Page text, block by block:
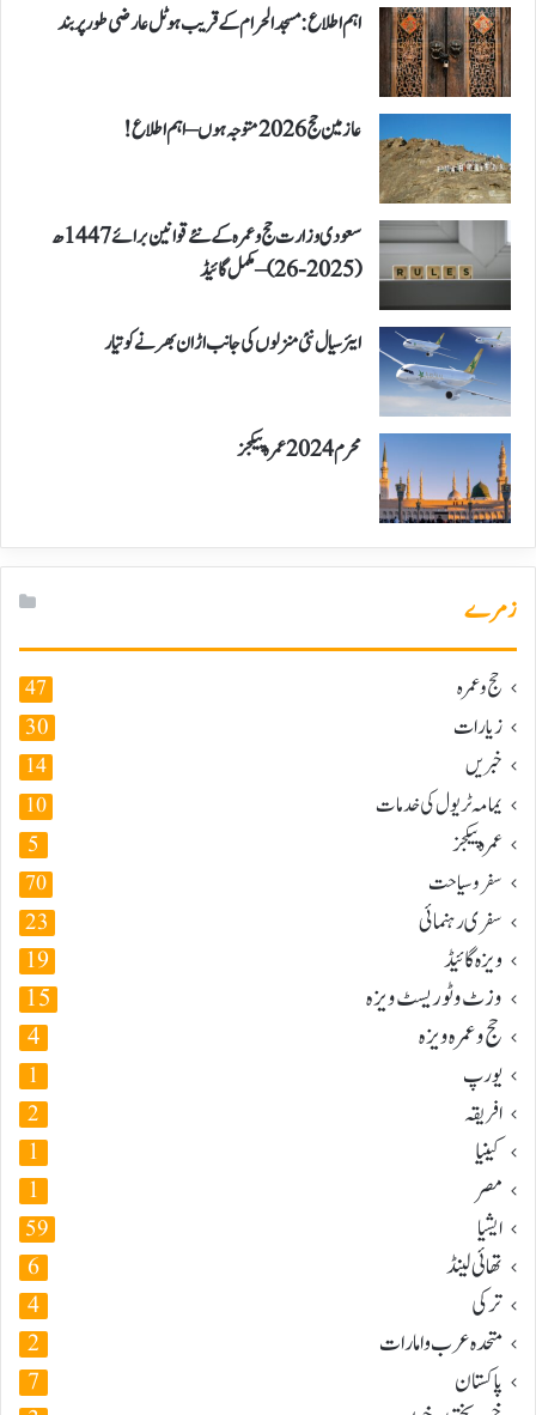
اہم اطلاع: مسجد الحرام کے قریب ہوٹل عارضی طور پر بند
عازمین حج 2026 متوجہ ہوں – اہم اطلاع!
سعودی وزارت حج و عمرہ کے نئے قوانین برائے 1447ھ
(2025-26) – مکمل گائیڈ
ایئر سیال نئی منزلوں کی جانب اڑان بھرنے کو تیار
محرم 2024 عمرہ پیکجز
زمرے
حج و عمرہ 47
زیارات 30
خبریں 14
یمامہ ٹریول کی خدمات 10
عمرہ پیکجز 5
سفر و سیاحت 70
سفری رہنمائی 23
ویزہ گائیڈ 19
وزٹ و ٹوریسٹ ویزہ 15
حج و عمرہ ویزہ 4
یورپ 1
افریقہ 2
کینیا 1
مصر 1
ایشیا 59
تھائی لینڈ 6
ترکی 4
متحدہ عرب و امارات 2
پاکستان 7